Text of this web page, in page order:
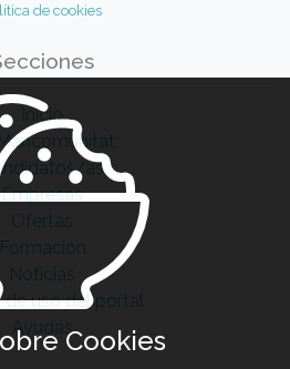
de cookies
Inicio
as
Empresas
Ofertas
Formación
Noticias
de uso del portal
AyudasCookies